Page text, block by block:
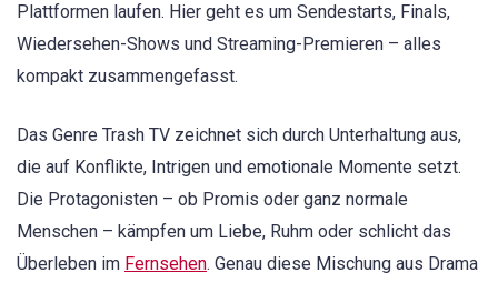
Plattformen laufen. Hier geht es um Sendestarts, Finals,
Wiedersehen-Shows und Streaming-Premieren – alles
kompakt zusammengefasst.
Das Genre Trash TV zeichnet sich durch Unterhaltung aus,
die auf Konflikte, Intrigen und emotionale Momente setzt.
Die Protagonisten – ob Promis oder ganz normale
Menschen – kämpfen um Liebe, Ruhm oder schlicht das
Überleben im Fernsehen. Genau diese Mischung aus Drama